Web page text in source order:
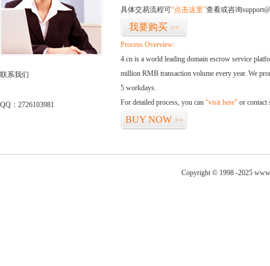
联系我们
QQ：2726103981
具体交易流程可“点击这里”查看或咨询
我要购买 >>
Process Overview:
4.cn is a world leading domain escrow service
million RMB transaction volume every year. We
5 workdays.
For detailed process, you can “visit here” or contact
BUY NOW >>
Copyright © 1998 -2025